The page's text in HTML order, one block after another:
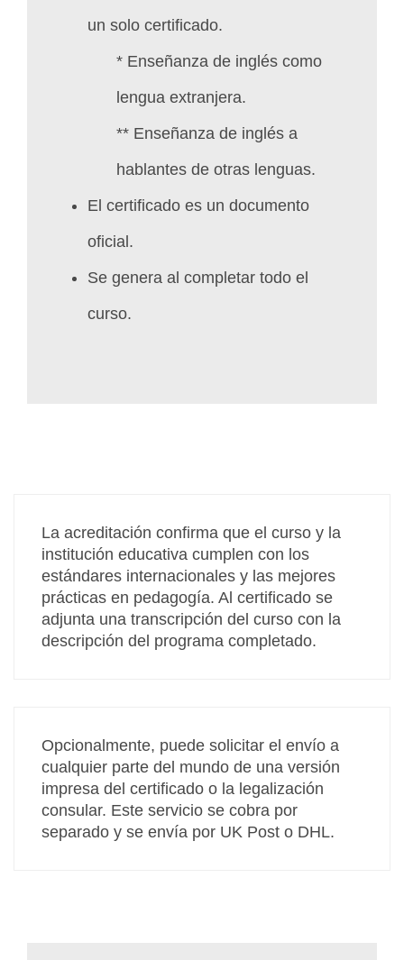
un solo certificado.
* Enseñanza de inglés como
lengua extranjera.
** Enseñanza de inglés a
hablantes de otras lenguas.
El certificado es un documento
oficial.
Se genera al completar todo el
curso.
La acreditación confirma que el curso y la
institución educativa cumplen con los
estándares internacionales y las mejores
prácticas en pedagogía. Al certificado se
adjunta una transcripción del curso con la
descripción del programa completado.
Opcionalmente, puede solicitar el envío a
cualquier parte del mundo de una versión
impresa del certificado o la legalización
consular. Este servicio se cobra por
separado y se envía por UK Post o DHL.